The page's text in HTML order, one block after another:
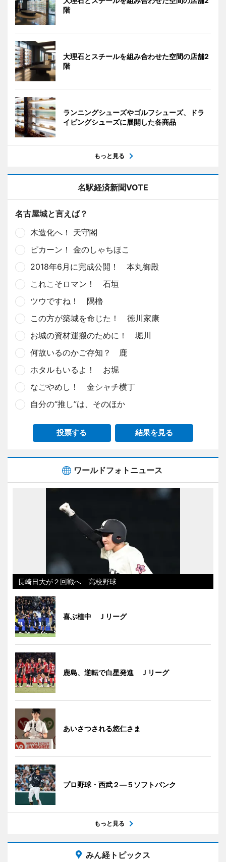
階
大理石とスチールを組み合わせた空間の店舗2
階
ランニングシューズやゴルフシューズ、ドラ
イビングシューズに展開した各商品
もっと見る
名駅経済新聞VOTE
名古屋城と言えば？
木造化へ！ 天守閣
ピカーン！ 金のしゃちほこ
2018年6月に完成公開！ 本丸御殿
これこそロマン！ 石垣
ツウですね！ 隅櫓
この方が築城を命じた！ 徳川家康
お城の資材運搬のために！ 堀川
何故いるのかご存知？ 鹿
ホタルもいるよ！ お堀
なごやめし！ 金シャチ横丁
自分の“推し”は、そのほか
投票する 結果を見る
ワールドフォトニュース
長崎日大が２回戦へ 高校野球
喜ぶ植中 Ｊリーグ
鹿島、逆転で白星発進 Ｊリーグ
あいさつされる悠仁さま
プロ野球・西武２―５ソフトバンク
もっと見る
みん経トピックス